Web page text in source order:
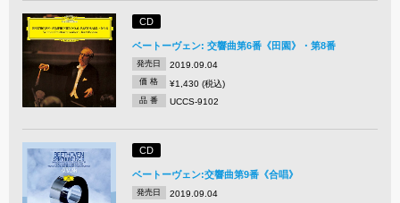
CD
ベートーヴェン: 交響曲第6番《田園》・第8番
発売日 2019.09.04
価 格 ¥1,430 (税込)
品 番 UCCS-9102
CD
ベートーヴェン:交響曲第9番《合唱》
発売日 2019.09.04